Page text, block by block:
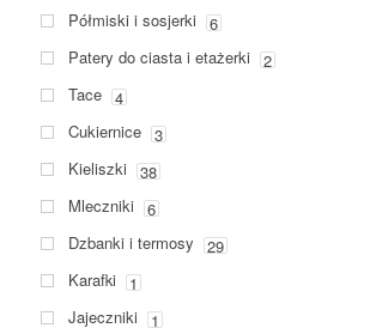
Półmiski i sosjerki
6
Patery do ciasta i etażerki
2
Tace 4
Cukiernice 3
Kieliszki
38
Mleczniki
6
Dzbanki i termosy
29
Karafki
1
Jajeczniki
1